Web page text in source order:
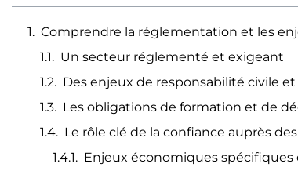
Comprendre la réglementation et les
Un secteur réglementé et exigeant
Des enjeux de responsabilité civile
Les obligations de formation et de
Le rôle clé de la confiance auprès
Enjeux économiques spécifiques